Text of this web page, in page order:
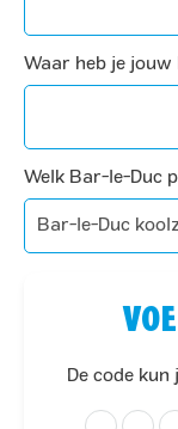
Waar heb je
Welk Bar-le-Duc
De code